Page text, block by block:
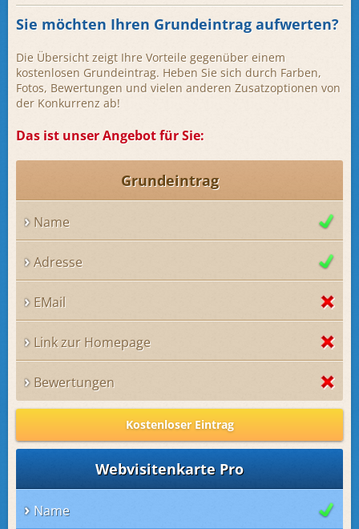
Sie möchten Ihren Grundeintrag aufwerten?
Die Übersicht zeigt Ihre Vorteile gegenüber einem
kostenlosen Grundeintrag. Heben Sie sich durch Farben,
Fotos, Bewertungen und vielen anderen Zusatzoptionen von
der Konkurrenz ab!
Das ist unser Angebot für Sie:
Grundeintrag
Name
Adresse
EMail
Link zur Homepage
Bewertungen
Kostenloser Eintrag
Webvisitenkarte Pro
Name